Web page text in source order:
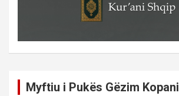
Myftiu i Pukës Gëzim Kopani